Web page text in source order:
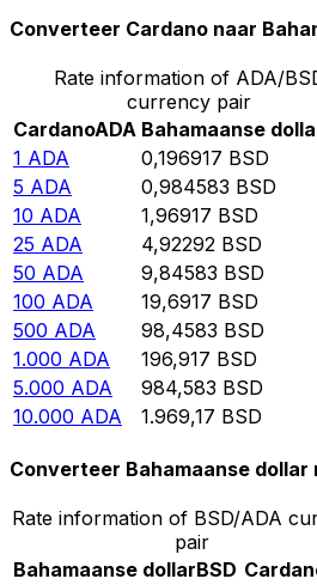
Converteer Cardano naar
Rate information of ADA/
currency pair
CardanoADA Bahamaanse
1 ADA 0,196917 BSD
5 ADA 0,984583 BSD
10 ADA 1,96917 BSD
25 ADA 4,92292 BSD
50 ADA 9,84583 BSD
100 ADA 19,6917 BSD
500 ADA 98,4583 BSD
1.000 ADA 196,917 BSD
5.000 ADA 984,583 BSD
10.000 ADA 1.969,17 BSD
Converteer Bahamaanse dollar
Rate information of BSD/ADA
pair
Bahamaanse dollarBSD